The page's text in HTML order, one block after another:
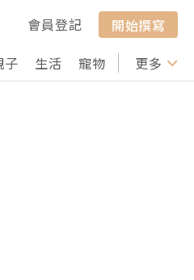
會員登記
開始撰寫
子 生活 寵物 行山 打卡
更多